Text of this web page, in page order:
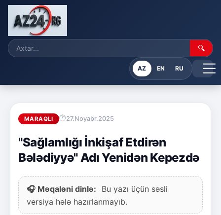
🔍
AZ EN RU
MARAQLI 27.Noyabr.2025
"Sağlamlığı İnkişaf Etdirən
Bələdiyyə" Adı Yenidən Kepezdə
🎧 Məqaləni dinlə:
Bu yazı üçün səsli
versiya hələ hazırlanmayıb.